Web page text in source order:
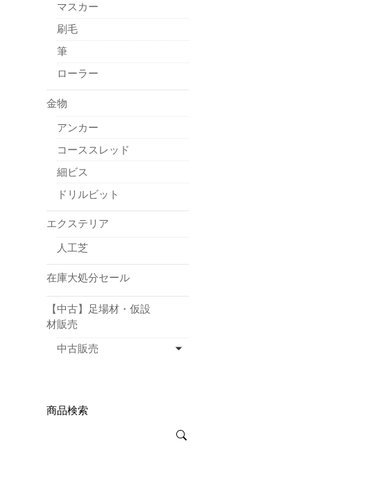
マスカー
刷毛
筆
ローラー
金物
アンカー
コーススレッド
細ビス
ドリルビット
エクステリア
人工芝
在庫大処分セール
【中古】足場材・仮設
材販売
中古販売
商品検索